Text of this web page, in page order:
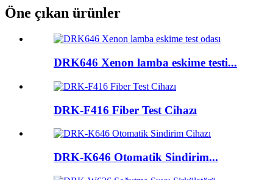
Öne çıkan ürünler
DRK646 Xenon lamba eskime testi...
DRK-F416 Fiber Test Cihazı
DRK-K646 Otomatik Sindirim...